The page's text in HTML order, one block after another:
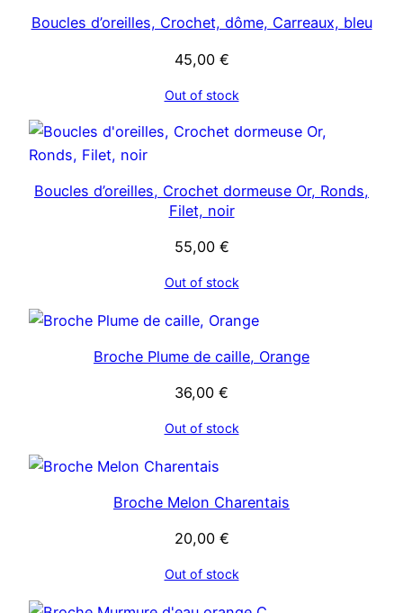
Boucles d’oreilles, Crochet, dôme, Carreaux, bleu
45,00 €
Out of stock
Boucles d’oreilles, Crochet dormeuse Or, Ronds,
Filet, noir
55,00 €
Out of stock
Broche Plume de caille, Orange
36,00 €
Out of stock
Broche Melon Charentais
20,00 €
Out of stock